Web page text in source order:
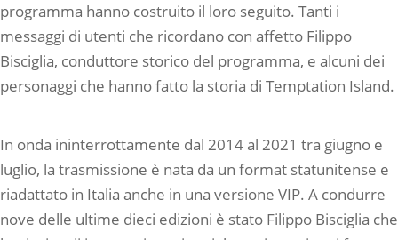
programma hanno costruito il loro seguito. Tanti i
messaggi di utenti che ricordano con affetto Filippo
Bisciglia, conduttore storico del programma, e alcuni dei
personaggi che hanno fatto la storia di Temptation Island.
In onda ininterrottamente dal 2014 al 2021 tra giugno e
luglio, la trasmissione è nata da un format statunitense e
riadattato in Italia anche in una versione VIP. A condurre
nove delle ultime dieci edizioni è stato Filippo Bisciglia che